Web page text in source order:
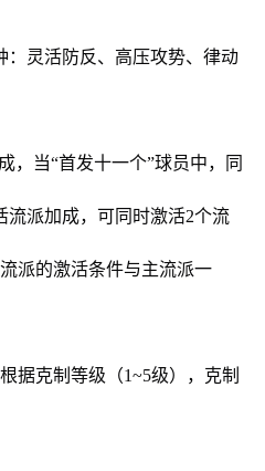
：灵活防反、高压攻势、律动
，当“首发十一个”球员中，同
流派加成，可同时激活2个流
派的激活条件与主流派一
据克制等级（1~5级），克制